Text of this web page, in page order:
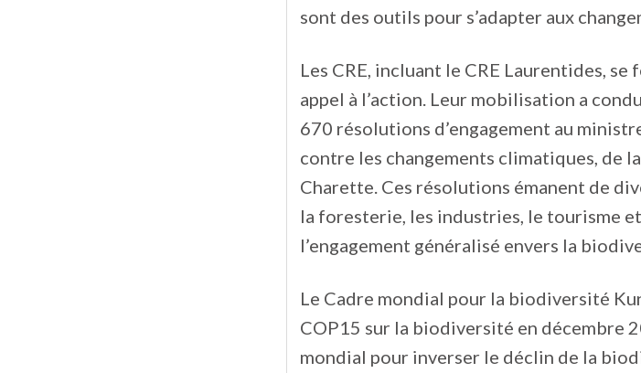
sont des outils pour s’adapter aux
Les CRE, incluant le CRE Laurentides,
appel à l’action. Leur mobilisation a
670 résolutions d’engagement au
contre les changements climatiques, de
Charette. Ces résolutions émanent de
la foresterie, les industries, le tourisme
l’engagement généralisé envers la
Le Cadre mondial pour la biodiversité
COP15 sur la biodiversité en décembre
mondial pour inverser le déclin de la